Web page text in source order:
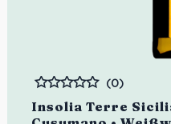
Insolia Terre
Bewertet
(0)